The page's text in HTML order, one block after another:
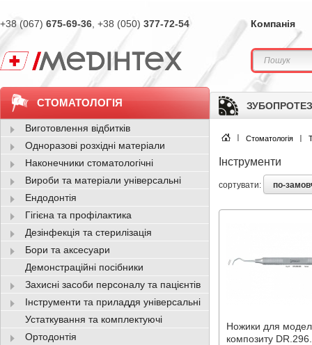
Компанія
+38 (067) 675-69-36 , +38 (050) 377-72-54
Стоматологія
Інструменти
сортувати: по-
Ножики для
композиту
СТОМАТОЛОГІЯ
Виготовлення відбитків
Одноразові розхідні матеріали
Наконечники стоматологічні
Вироби та матеріали універсальні
Ендодонтія
Гігієна та профілактика
Дезінфекція та стерилізація
Бори та аксесуари
Демонстраційні посібники
Захисні засоби персоналу та пацієнтів
Інструменти та приладдя універсальні
Устаткування та комплектуючі
Ортодонтія